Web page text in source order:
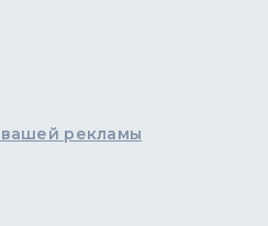
рекламы